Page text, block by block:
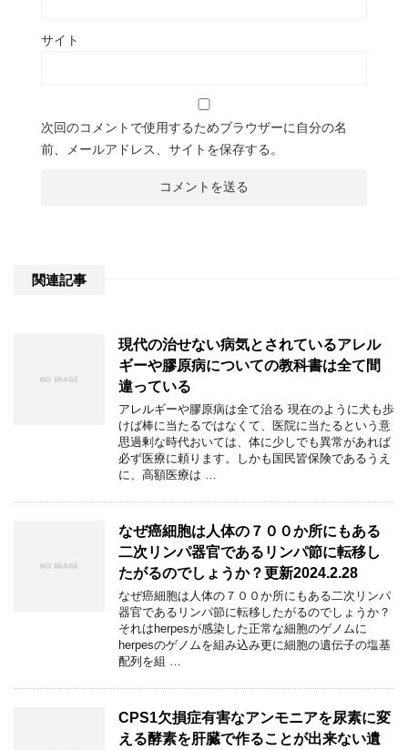
サイト
次回のコメントで使用するためブラウザーに自分の名
前、メールアドレス、サイトを保存する。
関連記事
現代の治せない病気とされているアレル
ギーや膠原病についての教科書は全て間
違っている
アレルギーや膠原病は全て治る 現在のように犬も歩
けば棒に当たるではなくて、医院に当たるという意
思過剰な時代おいては、体に少しでも異常があれば
必ず医療に頼ります。しかも国民皆保険であるうえ
に、高額医療は …
なぜ癌細胞は人体の７００か所にもある
二次リンパ器官であるリンパ節に転移し
たがるのでしょうか？更新2024.2.28
なぜ癌細胞は人体の７００か所にもある二次リンパ
器官であるリンパ節に転移したがるのでしょうか？
それはherpesが感染した正常な細胞のゲノムに
herpesのゲノムを組み込み更に細胞の遺伝子の塩基
配列を組 …
CPS1欠損症有害なアンモニアを尿素に変
える酵素を肝臓で作ることが出来ない遺